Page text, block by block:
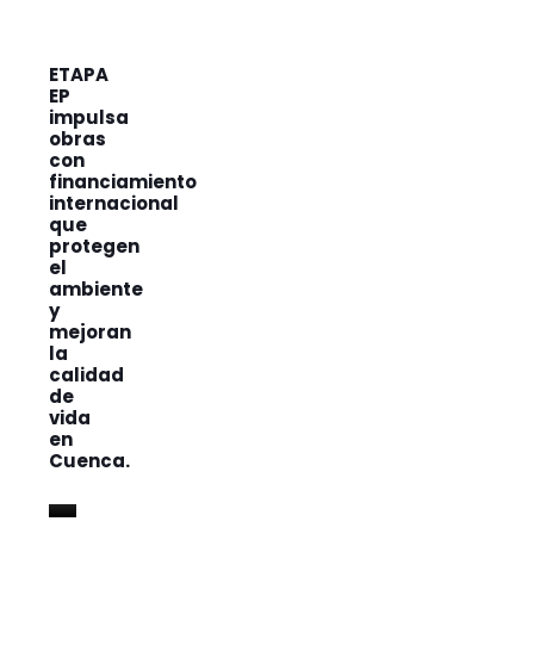
ETAPA
EP
impulsa
obras
con
financiamiento
internacional
que
protegen
el
ambiente
y
mejoran
la
calidad
de
vida
en
Cuenca.